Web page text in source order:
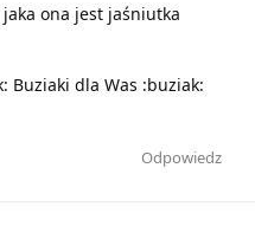
ona jest jaśniutka
Buziaki dla Was :buziak:
Odpowiedz